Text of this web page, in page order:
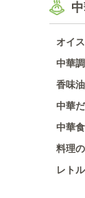
オイ
中華
香味油
中華
中華
料理
レト